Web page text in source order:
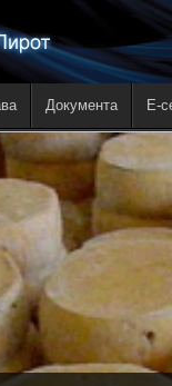
Документа E-